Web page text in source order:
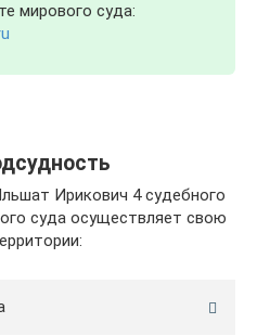
мирового суда:
Ирикович 4 судебного
суда осуществляет свою